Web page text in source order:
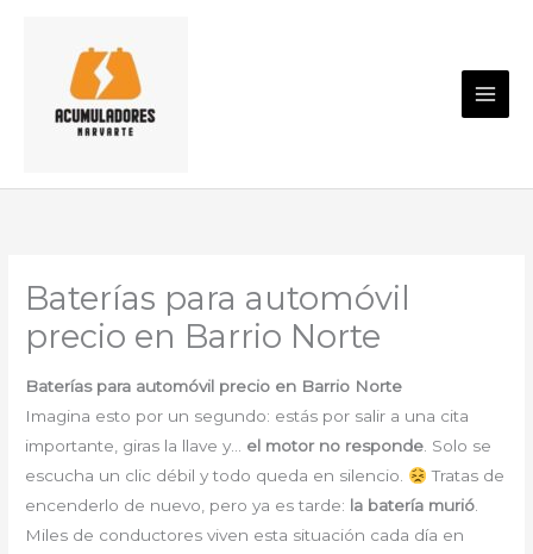
contenido
Baterías para automóvil
precio en Barrio Norte
Baterías para automóvil precio en Barrio Norte
Imagina esto por un segundo: estás por salir a una cita
importante, giras la llave y… el motor no responde. Solo se
escucha un clic débil y todo queda en silencio.
Tratas de
encenderlo de nuevo, pero ya es tarde: la batería murió.
Miles de conductores viven esta situación cada día en